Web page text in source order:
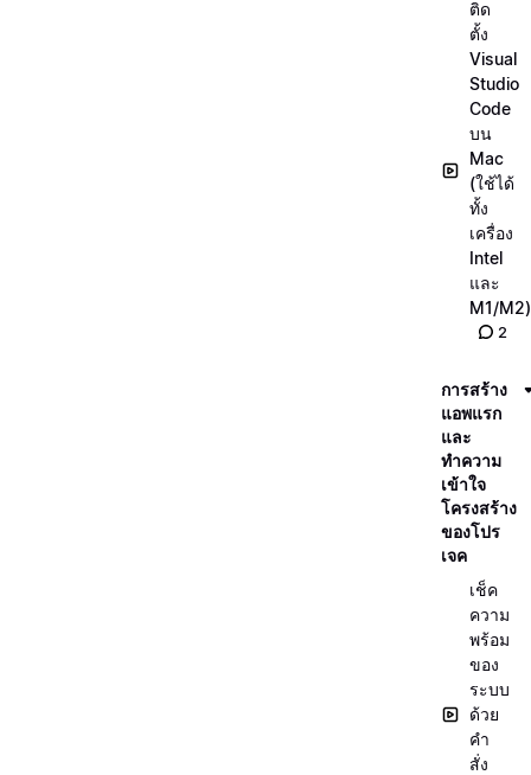
ติด
ตั้ง
Visual
Studio
Code
บน
Mac
(ใช้ได้
ทั้ง
เครื่อง
Intel
และ
M1/M2)
2
การสร้าง
แอพแรก
และ
ทำความ
เข้าใจ
โครงสร้าง
ของโปร
เจค
เช็ค
ความ
พร้อม
ของ
ระบบ
ด้วย
คำ
สั่ง